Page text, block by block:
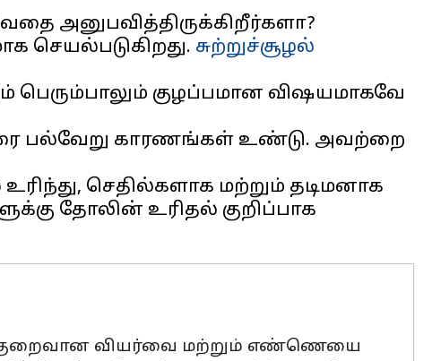
அனுபவித்திருக்கிறீர்களா?
செயல்படுகிறது. சுற்றுச்சூழல்
பெரும்பாலும் குழப்பமான விஷயமாகவே
பல்வேறு காரணங்கள் உண்டு. அவற்றை
செதில்களாக மற்றும் தடிமனாக
தோலின் உரிதல் குறிப்பாக
குறைவான வியர்வை மற்றும் எண்ணெயை